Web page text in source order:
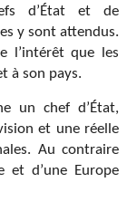
d’État et de
y sont attendus.
l’intérêt que les
à son pays.
un chef d’État,
et une réelle
Au contraire
et d’une Europe